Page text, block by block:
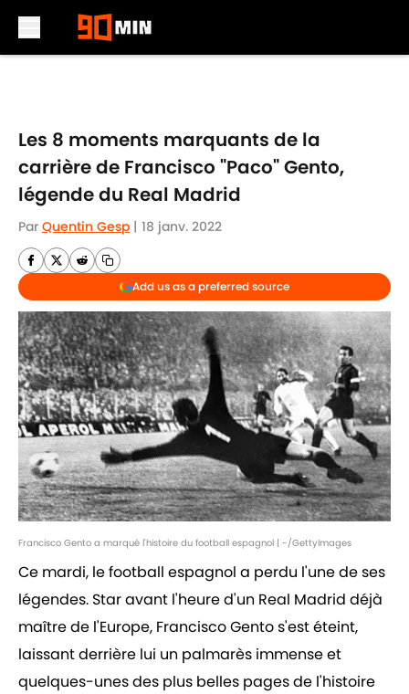
Les 8 moments marquants de la
carrière de Francisco "Paco" Gento,
légende du Real Madrid
Par Quentin Gesp | 18 janv. 2022
Add us as a preferred source
Francisco Gento a marqué l'histoire du football espagnol | -/GettyImages
Ce mardi, le football espagnol a perdu l'une de ses
légendes. Star avant l'heure d'un Real Madrid déjà
maître de l'Europe, Francisco Gento s'est éteint,
laissant derrière lui un palmarès immense et
quelques-unes des plus belles pages de l'histoire